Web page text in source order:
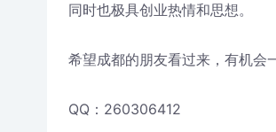
同时也极具创业热情和思想。
希望成都的朋友看过来，有机会
QQ：260306412